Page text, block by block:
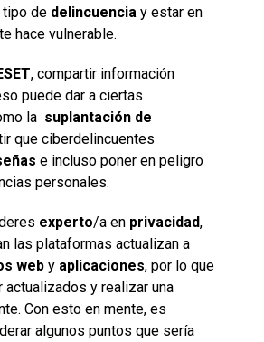
de delincuencia y estar en
te hace vulnerable.
, compartir información
puede dar a ciertas
la suplantación de
que ciberdelincuentes
e incluso poner en peligro
personales.
experto/a en privacidad,
las plataformas actualizan a
weby aplicaciones, por lo que
y realizar una
Con esto en mente, es
algunos puntos que sería